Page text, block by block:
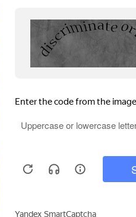
до -50%
-70%
руб
цены
руб
товары
по промокоду
до -70%
доставкой
-50%